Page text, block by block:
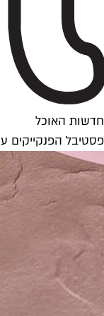
חדשות האוכל
פסטיבל הפנקייקים